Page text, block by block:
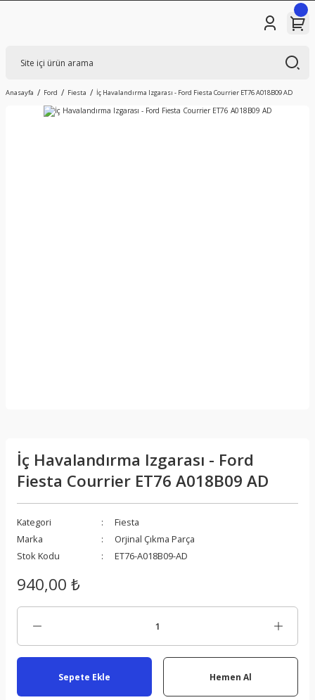
Anasayfa Ford Fiesta İç Havalandırma Izgarası - Ford Fiesta Courrier ET76 A018B09 AD
İç Havalandırma Izgarası - Ford
Fiesta Courrier ET76 A018B09 AD
Kategori
Fiesta
Marka
Orjinal Çıkma Parça
Stok Kodu
ET76-A018B09-AD
940,00 ₺
Sepete Ekle Hemen Al